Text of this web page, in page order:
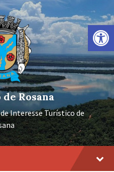
Barra de Ferramentas Aberta
Rosana
Interesse Turístico de